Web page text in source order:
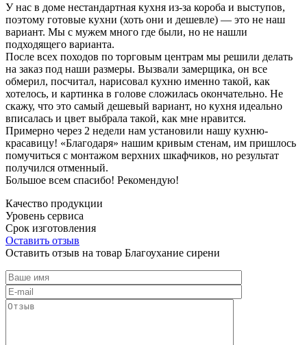
У нас в доме нестандартная кухня из-за короба и выступов,
поэтому готовые кухни (хоть они и дешевле) — это не наш
вариант. Мы с мужем много где были, но не нашли
подходящего варианта.
После всех походов по торговым центрам мы решили делать
на заказ под наши размеры. Вызвали замерщика, он все
обмерил, посчитал, нарисовал кухню именно такой, как
хотелось, и картинка в голове сложилась окончательно. Не
скажу, что это самый дешевый вариант, но кухня идеально
вписалась и цвет выбрала такой, как мне нравится.
Примерно через 2 недели нам установили нашу кухню-
красавицу! «Благодаря» нашим кривым стенам, им пришлось
помучиться с монтажом верхних шкафчиков, но результат
получился отменный.
Большое всем спасибо! Рекомендую!
Качество продукции
Уровень сервиса
Срок изготовления
Оставить отзыв
Оставить отзыв на товар Благоухание сирени